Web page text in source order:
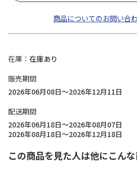
商品についてのお問い合
在庫
在庫あり
販売期間
2026年06月08日～2026年12月11日
配送期間
2026年06月18日～2026年08月07日
2026年08月18日～2026年12月18日
この商品を見た人は他にこん